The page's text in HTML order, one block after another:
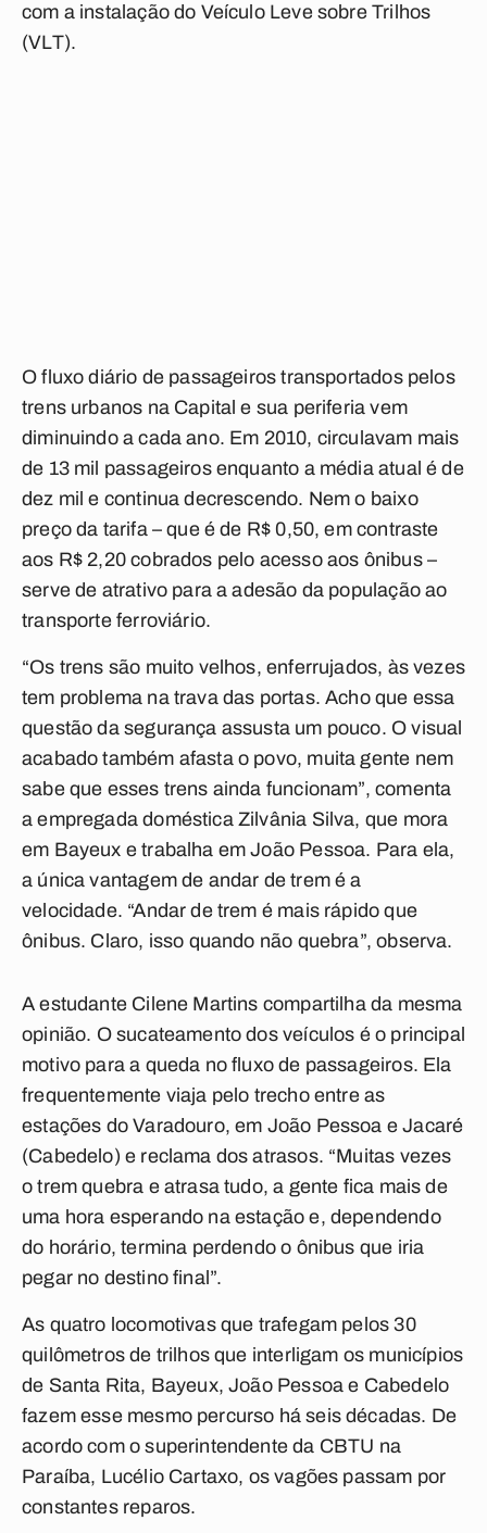
com a instalação do Veículo Leve sobre Trilhos
(VLT).
O fluxo diário de passageiros transportados pelos
trens urbanos na Capital e sua periferia vem
diminuindo a cada ano. Em 2010, circulavam mais
de 13 mil passageiros enquanto a média atual é de
dez mil e continua decrescendo. Nem o baixo
preço da tarifa – que é de R$ 0,50, em contraste
aos R$ 2,20 cobrados pelo acesso aos ônibus –
serve de atrativo para a adesão da população ao
transporte ferroviário.
“Os trens são muito velhos, enferrujados, às vezes
tem problema na trava das portas. Acho que essa
questão da segurança assusta um pouco. O visual
acabado também afasta o povo, muita gente nem
sabe que esses trens ainda funcionam”, comenta
a empregada doméstica Zilvânia Silva, que mora
em Bayeux e trabalha em João Pessoa. Para ela,
a única vantagem de andar de trem é a
velocidade. “Andar de trem é mais rápido que
ônibus. Claro, isso quando não quebra”, observa.
A estudante Cilene Martins compartilha da mesma
opinião. O sucateamento dos veículos é o principal
motivo para a queda no fluxo de passageiros. Ela
frequentemente viaja pelo trecho entre as
estações do Varadouro, em João Pessoa e Jacaré
(Cabedelo) e reclama dos atrasos. “Muitas vezes
o trem quebra e atrasa tudo, a gente fica mais de
uma hora esperando na estação e, dependendo
do horário, termina perdendo o ônibus que iria
pegar no destino final”.
As quatro locomotivas que trafegam pelos 30
quilômetros de trilhos que interligam os municípios
de Santa Rita, Bayeux, João Pessoa e Cabedelo
fazem esse mesmo percurso há seis décadas. De
acordo com o superintendente da CBTU na
Paraíba, Lucélio Cartaxo, os vagões passam por
constantes reparos.